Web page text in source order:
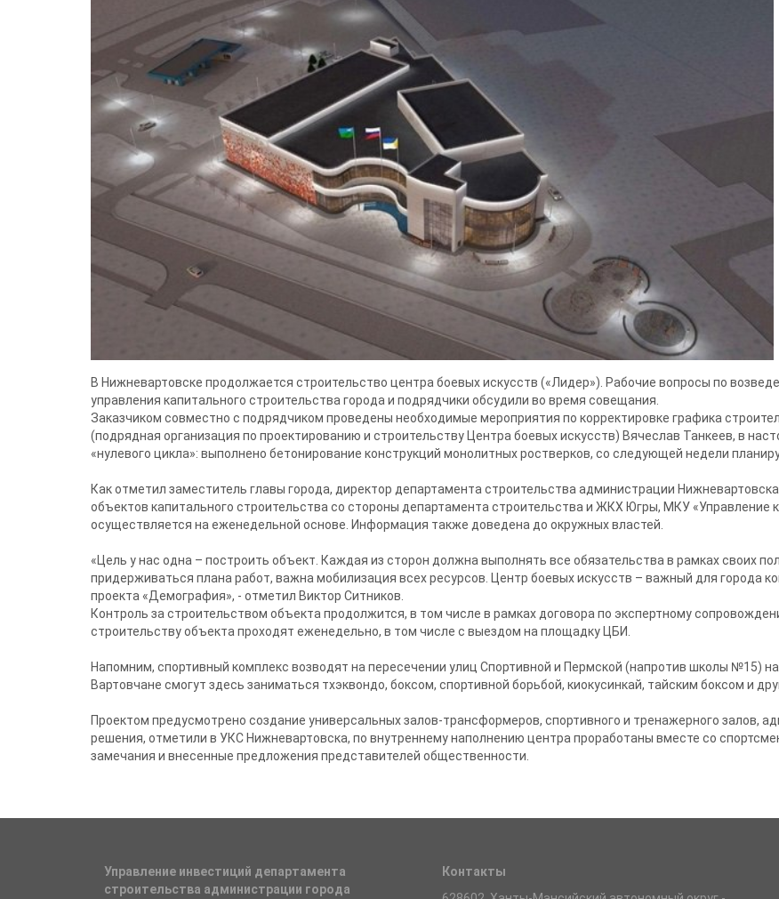
СТРОИТЕЛЬСТВО ЦЕНТРА БОЕВЫХ ИСКУССТВ
В Нижневартовске продолжается строительство центра боевых искусств («Лидер»). Рабочие вопросы по
управления капитального строительства города и подрядчики обсудили во время совещания.
Заказчиком совместно с подрядчиком проведены необходимые мероприятия по корректировке графика
(подрядная организация по проектированию и строительству Центра боевых искусств) Вячеслав Танкеев, в
«нулевого цикла»: выполнено бетонирование конструкций монолитных ростверков, со следующей недели
Как отметил заместитель главы города, директор департамента строительства администрации
объектов капитального строительства со стороны департамента строительства и ЖКХ Югры, МКУ «Управление
осуществляется на еженедельной основе. Информация также доведена до окружных властей.
«Цель у нас одна – построить объект. Каждая из сторон должна выполнять все обязательства в рамках своих
придерживаться плана работ, важна мобилизация всех ресурсов. Центр боевых искусств – важный для города
проекта «Демография», - отметил Виктор Ситников.
Контроль за строительством объекта продолжится, в том числе в рамках договора по экспертному
строительству объекта проходят еженедельно, в том числе с выездом на площадку ЦБИ.
Напомним, спортивный комплекс возводят на пересечении улиц Спортивной и Пермской (напротив школы №15)
Вартовчане смогут здесь заниматься тхэквондо, боксом, спортивной борьбой, киокусинкай, тайским боксом и
Проектом предусмотрено создание универсальных залов-трансформеров, спортивного и тренажерного залов,
решения, отметили в УКС Нижневартовска, по внутреннему наполнению центра проработаны вместе со
замечания и внесенные предложения представителей общественности.
Управление инвестиций департамента
строительства администрации города
Контакты